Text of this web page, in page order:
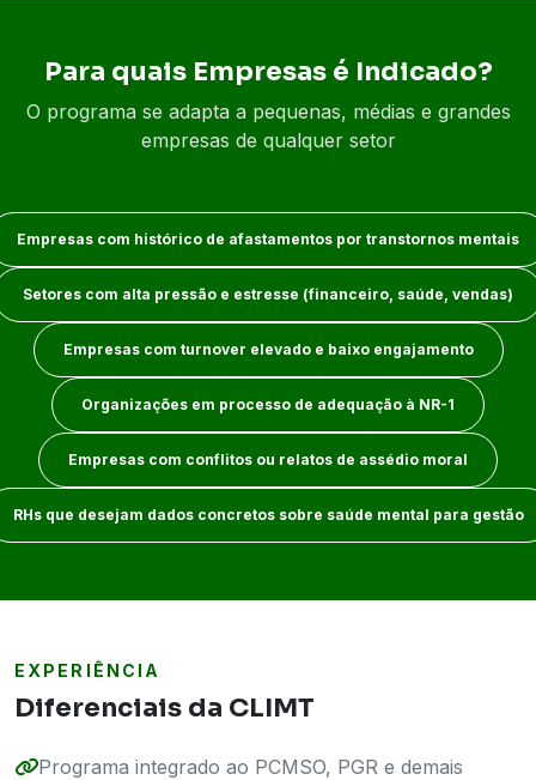
Para quais Empresas é Indicado?
O programa se adapta a pequenas, médias e grandes
empresas de qualquer setor
Empresas com histórico de afastamentos por transtornos mentais
Setores com alta pressão e estresse (financeiro, saúde, vendas)
Empresas com turnover elevado e baixo engajamento
Organizações em processo de adequação à NR-1
Empresas com conflitos ou relatos de assédio moral
RHs que desejam dados concretos sobre saúde mental para gestão
EXPERIÊNCIA
Diferenciais da CLIMT
Programa integrado ao PCMSO, PGR e demais